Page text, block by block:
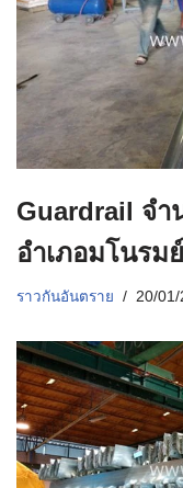
Guardrail จำ
อำเภอมโนรม
ราวกันอันตราย 20/01/